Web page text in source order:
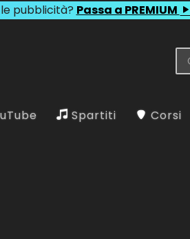
pubblicità? Passa a PREMIUM
Spartiti Corsi